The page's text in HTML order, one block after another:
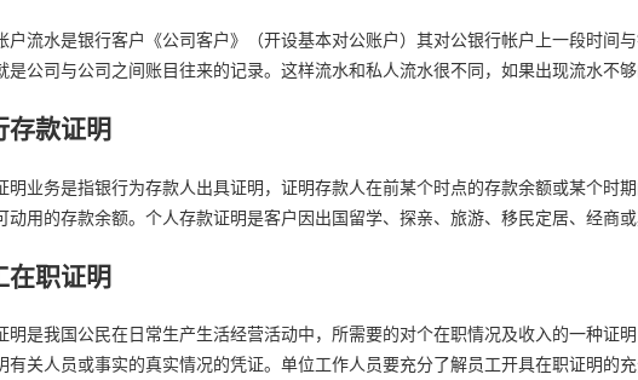
户流水是银行客户《公司客户》（开设基本对公账户）其对公银行帐户上一段时间
是公司与公司之间账目往来的记录。这样流水和私人流水很不同，如果出现流水不够
存款证明
明业务是指银行为存款人出具证明，证明存款人在前某个时点的存款余额或某个时
动用的存款余额。个人存款证明是客户因出国留学、探亲、旅游、移民定居、经商
在职证明
明是我国公民在日常生产生活经营活动中，所需要的对个在职情况及收入的一种证
有关人员或事实的真实情况的凭证。单位工作人员要充分了解员工开具在职证明的